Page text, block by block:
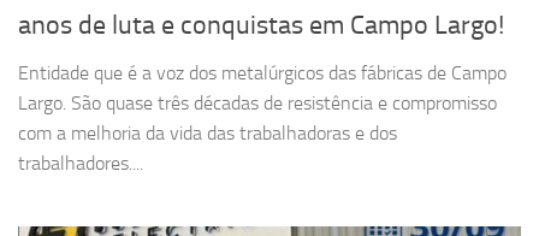
anos de luta e conquistas em Campo Largo!
Entidade que é a voz dos metalúrgicos das fábricas de Campo
Largo. São quase três décadas de resistência e compromisso
com a melhoria da vida das trabalhadoras e dos
trabalhadores....